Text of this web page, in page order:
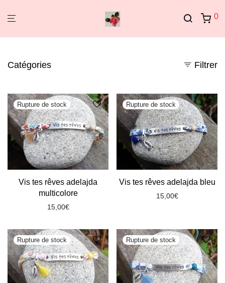
0
Catégories Filtrer
Vis tes rêves adelajda
multicolore
15,00€
Vis tes rêves adelajda bleu
15,00€